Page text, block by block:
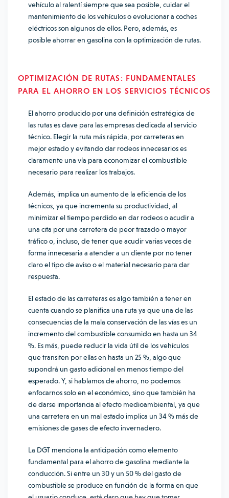
vehículo al ralentí siempre que sea posible, cuidar el
mantenimiento de los vehículos o evolucionar a coches
eléctricos son algunos de ellos. Pero, además, es
posible ahorrar en gasolina con la optimización de rutas.
OPTIMIZACIÓN DE RUTAS: FUNDAMENTALES
PARA EL AHORRO EN LOS SERVICIOS TÉCNICOS
El ahorro producido por una definición estratégica de
las rutas es clave para las empresas dedicada al servicio
técnico. Elegir la ruta más rápida, por carreteras en
mejor estado y evitando dar rodeos innecesarios es
claramente una vía para economizar el combustible
necesario para realizar los trabajos.
Además, implica un aumento de la eficiencia de los
técnicos, ya que incrementa su productividad, al
minimizar el tiempo perdido en dar rodeos o acudir a
una cita por una carretera de peor trazado o mayor
tráfico o, incluso, de tener que acudir varias veces de
forma innecesaria a atender a un cliente por no tener
claro el tipo de aviso o el material necesario para dar
respuesta.
El estado de las carreteras es algo también a tener en
cuenta cuando se planifica una ruta ya que una de las
consecuencias de la mala conservación de las vías es un
incremento del combustible consumido en hasta un 34
%. Es más, puede reducir la vida útil de los vehículos
que transiten por ellas en hasta un 25 %, algo que
supondrá un gasto adicional en menos tiempo del
esperado. Y, si hablamos de ahorro, no podemos
enfocarnos solo en el económico, sino que también ha
de darse importancia al efecto medioambiental, ya que
una carretera en un mal estado implica un 34 % más de
emisiones de gases de efecto invernadero.
La DGT menciona la anticipación como elemento
fundamental para el ahorro de gasolina mediante la
conducción. Si entre un 30 y un 50 % del gasto de
combustible se produce en función de la forma en que